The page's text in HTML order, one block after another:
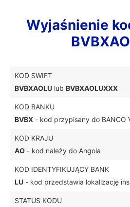
Wyjaśnienie
KOD SWIFT
BVBXAOLU lub BVBXAOLUXXX
KOD BANKU
BVBX - kod przypisany do BANCO
KOD KRAJU
AO - kod należy do Angola
KOD IDENTYFIKUJĄCY BANK
LU - kod przedstawia lokalizację
STATUS KODU